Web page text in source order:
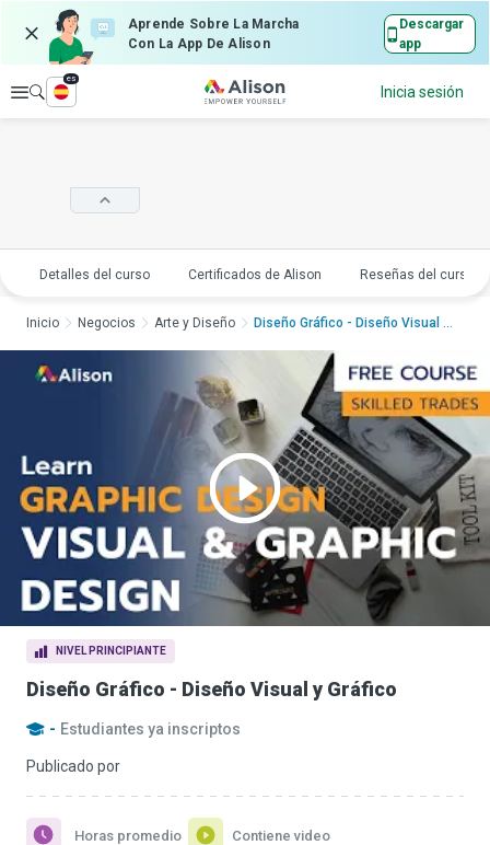
Aprende Sobre La Marcha
Con La App De Alison
Descargar
app
Explorar
es
Inicia sesión
Detalles del curso Certificados de Alison Reseñas del curso
NIVEL PRINCIPIANTE
Diseño Gráfico - Diseño Visual y Gráfico
- Estudiantes ya inscriptos
Publicado por
Horas promedio Contiene video
Inicio Negocios Arte y Diseño Diseño Gráfico - Diseño Visual y ...